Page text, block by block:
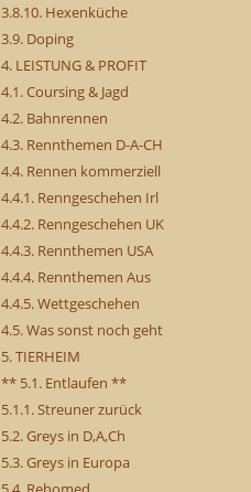
3.8.10. Hexenküche
3.9. Doping
4. LEISTUNG & PROFIT
4.1. Coursing & Jagd
4.2. Bahnrennen
4.3. Rennthemen D-A-CH
4.4. Rennen kommerziell
4.4.1. Renngeschehen Irl
4.4.2. Renngeschehen UK
4.4.3. Rennthemen USA
4.4.4. Rennthemen Aus
4.4.5. Wettgeschehen
4.5. Was sonst noch geht
5. TIERHEIM
** 5.1. Entlaufen **
5.1.1. Streuner zurück
5.2. Greys in D,A,Ch
5.3. Greys in Europa